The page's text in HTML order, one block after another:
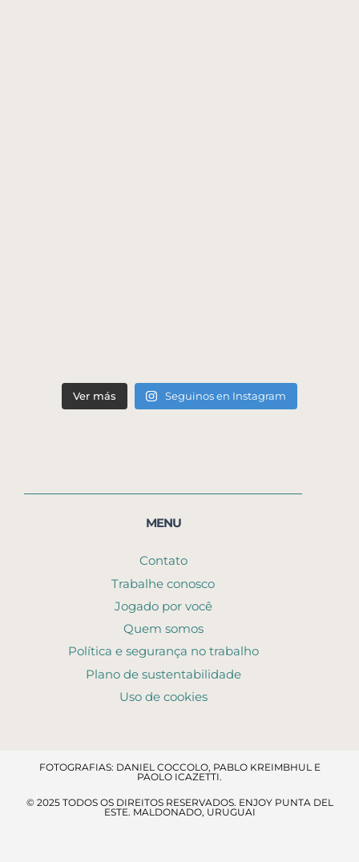
Ver más Seguinos en Instagram
MENU
Contato
Trabalhe conosco
Jogado por você
Quem somos
Política e segurança no trabalho
Plano de sustentabilidade
Uso de cookies
FOTOGRAFIAS: DANIEL COCCOLO, PABLO KREIMBHUL E
PAOLO ICAZETTI.
© 2025 TODOS OS DIREITOS RESERVADOS. ENJOY PUNTA DEL
ESTE. MALDONADO, URUGUAI